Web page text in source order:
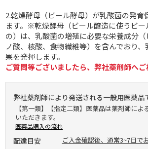
2.乾燥酵母（ビール酵母）が乳酸菌の発育
ます。※乾燥酵母（ビール醸造に使うビー
の）は、乳酸菌の増殖に必要な栄養成分
ノ酸、核酸、食物繊維等）を含んでおり
果を発揮します。
ご質問等ございましたら、弊社薬剤師へご
弊社薬剤師により発送される一般用医薬品
【第一類】【指定二類】医薬品は薬剤師によ
いただきます。
医薬品購入の流れ
配達目安 ご入金確認後、通常3~7日で